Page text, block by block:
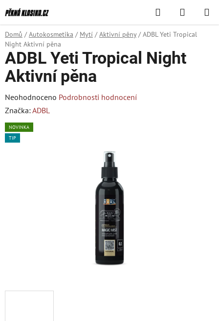
na
obsah
Hledat
KOŠÍK
Domů / Autokosmetika / Mytí / Aktivní pěny / ADBL Yeti Tropical
Night Aktivní pěna
ADBL Yeti Tropical Night
Aktivní pěna
Průměrné
hodnocení
produktu
je
Neohodnoceno Podrobnosti hodnocení
Značka:ADBL
NOVINKA
TIP